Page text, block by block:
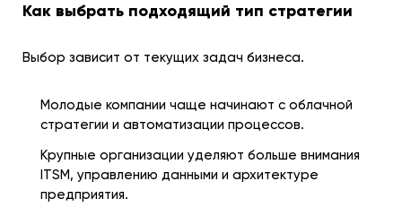
Как выбрать подходящий тип стратегии
Выбор зависит от текущих задач бизнеса.
Молодые компании чаще начинают с облачной
стратегии и автоматизации процессов.
Крупные организации уделяют больше внимания
ITSM, управлению данными и архитектуре
предприятия.